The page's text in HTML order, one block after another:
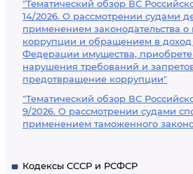
"Тематический обзор ВС
14/2026. О рассмотрении судами
применением законодательства о
коррупции и обращением в доход
Федерации имущества,
нарушения требований и
предотвращение коррупции"
"Тематический обзор ВС
9/2026. О рассмотрении судами
применением таможенного
Кодексы СССР и РСФСР